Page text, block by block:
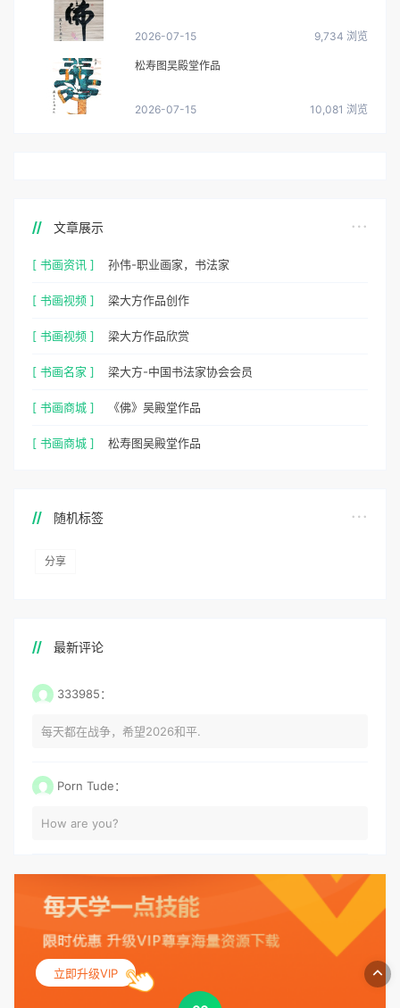
2026-07-15 9,734 浏览
松寿图吴殿堂作品
2026-07-15 10,081 浏览
文章展示
[ 书画资讯 ] 孙伟-职业画家，书法家
[ 书画视频 ] 梁大方作品创作
[ 书画视频 ] 梁大方作品欣赏
[ 书画名家 ] 梁大方-中国书法家协会会员
[ 书画商城 ] 《佛》吴殿堂作品
[ 书画商城 ] 松寿图吴殿堂作品
随机标签
分享
最新评论
333985：
每天都在战争，希望2026和平.
Porn Tude：
How are you?
立即升级VIP